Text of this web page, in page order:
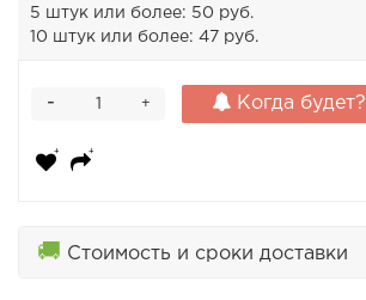
5 штук или более: 50 руб.
10 штук или более: 47 руб.
+
- Когда будет?
🚚 Стоимость и сроки доставки